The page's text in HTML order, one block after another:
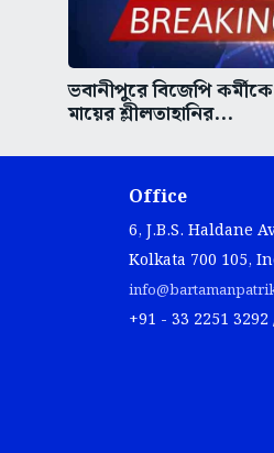
ভবানীপুরে বিজেপি
মায়ের শ্লীলতাহানির...
Office
6, J.B.S. Haldane
Kolkata 700 105,
+91 - 33 2251 3292